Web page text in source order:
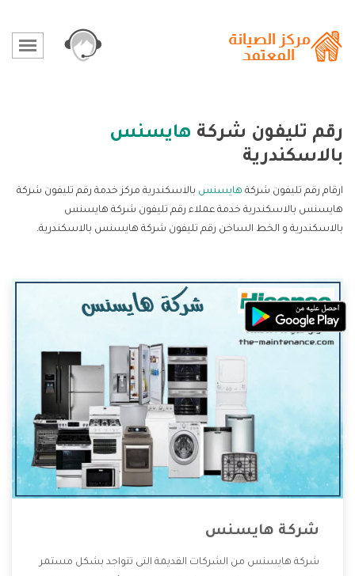
رقم تليفون شركة هايسنس
بالاسكندرية
ارقام رقم تليفون شركة هايسنس بالاسكندرية مركز خدمة رقم تليفون شركة
هايسنس بالاسكندرية خدمة عملاء رقم تليفون شركة هايسنس
بالاسكندرية و الخط الساخن رقم تليفون شركة هايسنس بالاسكندرية.
شركة هايسنس
شركة هايسنس من الشركات القديمة التى تتواجد بشكل مستمر